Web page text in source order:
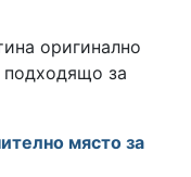
оригинално
за
място за